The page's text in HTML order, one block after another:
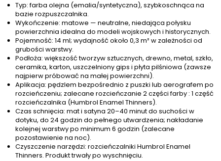
Typ: farba olejna (emalia/syntetyczna), szybkoschnąca na
bazie rozpuszczalnika.
Wykończenie: matowe — neutralne, niedająca połysku
powierzchnia idealna do modeli wojskowych i historycznych.
Pojemność: 14 ml; wydajność około 0,3 m² w zależności od
grubości warstwy.
Podłoża: większość tworzyw sztucznych, drewno, metal, szkło,
ceramika, karton, uszczelniony gips i płyta pilśniowa (zawsze
najpierw próbować na małej powierzchni).
Aplikacja: pędzlem bezpośrednio z puszki lub aerografem po
rozcieńczeniu; zalecane rozcieńczanie 2 części farby : 1 część
rozcieńczalnika (Humbrol Enamel Thinners).
Czas schnięcia: mat i satyna 20–40 minut do suchości w
dotyku, do 24 godzin do pełnego utwardzenia; nakładanie
kolejnej warstwy po minimum 6 godzin (zalecane
pozostawienie na noc).
Czyszczenie narzędzi: rozcieńczalniki Humbrol Enamel
Thinners. Produkt trwały po wyschnięciu.